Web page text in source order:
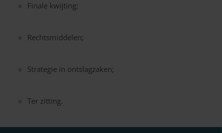
Finale kwijting;
Rechtsmiddelen;
Strategie in ontslagzaken;
Ter zitting.